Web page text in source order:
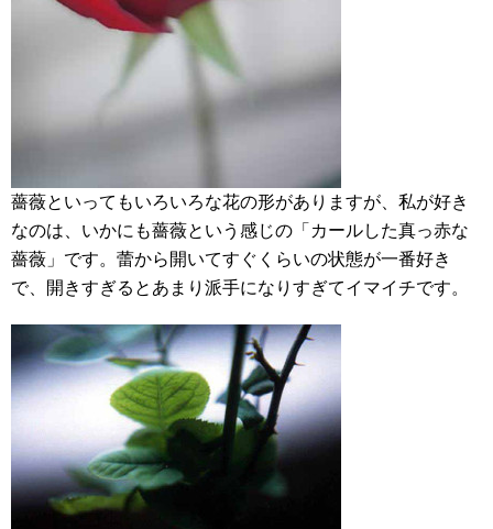
薔薇といってもいろいろな花の形がありますが、私が好き
なのは、いかにも薔薇という感じの「カールした真っ赤な
薔薇」です。蕾から開いてすぐくらいの状態が一番好き
で、開きすぎるとあまり派手になりすぎてイマイチです。